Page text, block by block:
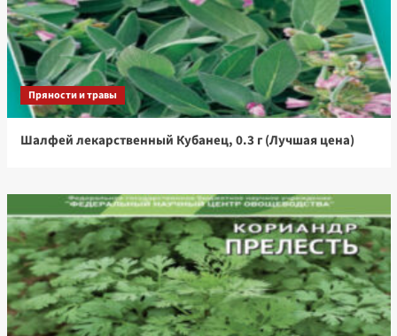
Пряности и травы
Шалфей лекарственный Кубанец, 0.3 г (Лучшая цена)